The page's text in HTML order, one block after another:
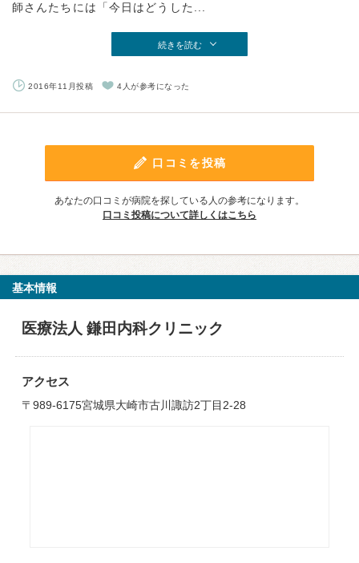
師さんたちには「今日はどうした...
続きを読む
2016年11月投稿 4人が参考になった
口コミを投稿
あなたの口コミが病院を探している人の参考になります。
口コミ投稿について詳しくはこちら
基本情報
医療法人 鎌田内科クリニック
アクセス
〒989-6175宮城県大崎市古川諏訪2丁目2-28